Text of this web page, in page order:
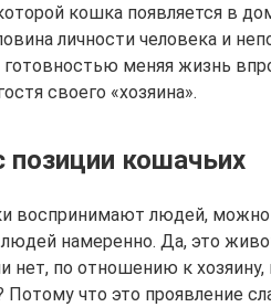
кошка появляется в
личности человека и
меняя жизнь
своего «хозяина».
позиции кошачьих
воспринимают людей,
намеренно. Да, это
нет, по отношению к
Потому что это проявление